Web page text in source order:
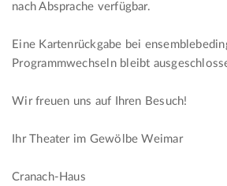
nach Absprache verfügbar.
Eine Kartenrückgabe bei
Programmwechseln bleibt
Wir freuen uns auf Ihren Besuch!
Ihr Theater im Gewölbe Weimar
Cranach-Haus